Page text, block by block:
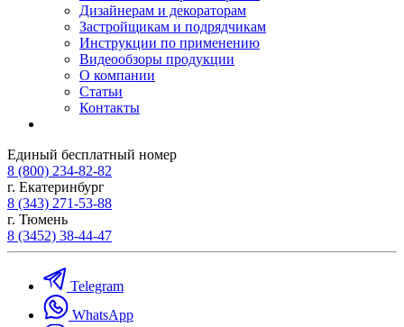
Дизайнерам и декораторам
Застройщикам и подрядчикам
Инструкции по применению
Видеообзоры продукции
О компании
Статьи
Контакты
Единый бесплатный номер
8 (800) 234-82-82
г. Екатеринбург
8 (343) 271-53-88
г. Тюмень
8 (3452) 38-44-47
Telegram
WhatsApp